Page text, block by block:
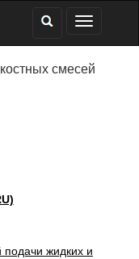
смесей
жидких и